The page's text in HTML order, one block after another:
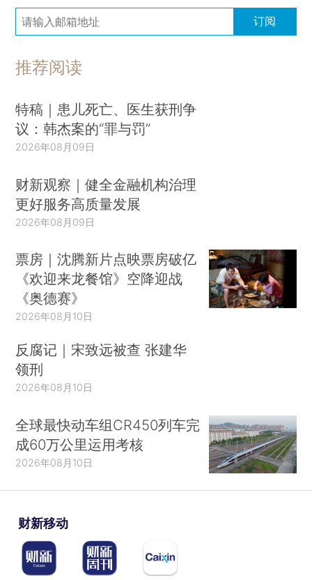
订阅
推荐阅读
特稿｜患儿死亡、医生获刑争
议：韩杰案的“罪与罚”
2026年08月09日
财新观察｜健全金融机构治理
更好服务高质量发展
2026年08月09日
票房｜沈腾新片点映票房破亿
《欢迎来龙餐馆》空降迎战
《奥德赛》
2026年08月10日
反腐记｜宋致远被查 张建华
领刑
2026年08月10日
全球最快动车组CR450列车完
成60万公里运用考核
2026年08月10日
财新移动